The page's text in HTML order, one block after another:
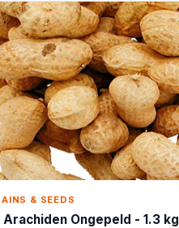
& SEEDS
Ongepeld - 1.3 kg